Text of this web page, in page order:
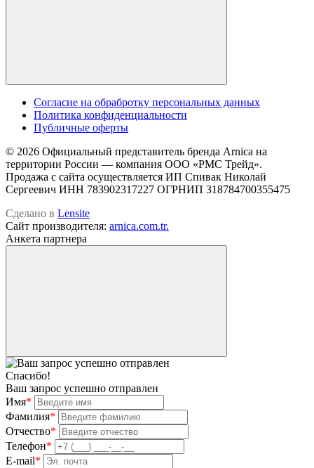
Cогласие на обрабротку персональных данных
Политика конфиденциальности
Публичные оферты
© 2026 Официальный представитель бренда Arnica на
территории России — компания OOO «РМС Трейд».
Продажа с сайта осуществляется ИП Спивак Николай
Сергеевич ИНН 783902317227 ОГРНИП 318784700355475
Сделано в Lensite
Сайт производителя: arnica.com.tr.
Анкета партнера
Спасибо!
Ваш запрос успешно отправлен
Имя*
Фамилия*
Отчество*
Телефон*
E-mail*